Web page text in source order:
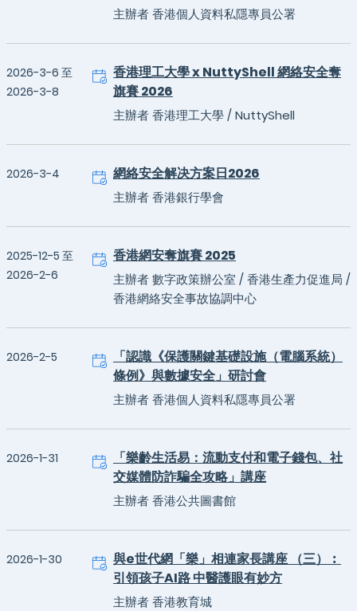
主辦者 香港個人資料私隱專員公署
2026-3-6 至
2026-3-8
香港理工大學 x NuttyShell 網絡安全奪
旗賽 2026
主辦者 香港理工大學 / NuttyShell
2026-3-4 網絡安全解决方案日2026
主辦者 香港銀行學會
2025-12-5 至
2026-2-6
香港網安奪旗賽 2025
主辦者 數字政策辦公室 / 香港生產力促進局 /
香港網絡安全事故協調中心
2026-2-5
「認識《保護關鍵基礎設施（電腦系統）
條例》與數據安全」研討會
主辦者 香港個人資料私隱專員公署
2026-1-31
「樂齡生活易：流動支付和電子錢包、社
交媒體防詐騙全攻略」講座
主辦者 香港公共圖書館
2026-1-30
與e世代網「樂」相連家長講座 （三）︰
引領孩子AI路 中醫護眼有妙方
主辦者 香港教育城